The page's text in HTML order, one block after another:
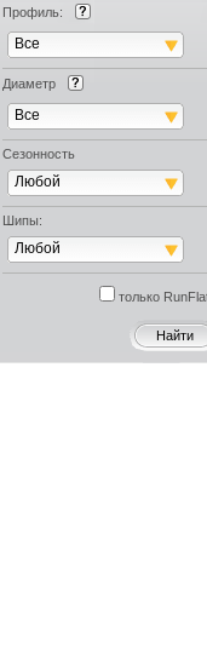
Профиль:
Все
Диаметр
Все
Сезонность
Любой
Шипы:
Любой
только